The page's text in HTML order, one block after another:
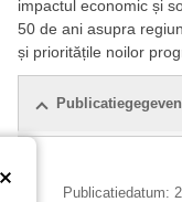
impactul economic și
50 de ani asupra
și prioritățile noilor
Publicatiedatum: